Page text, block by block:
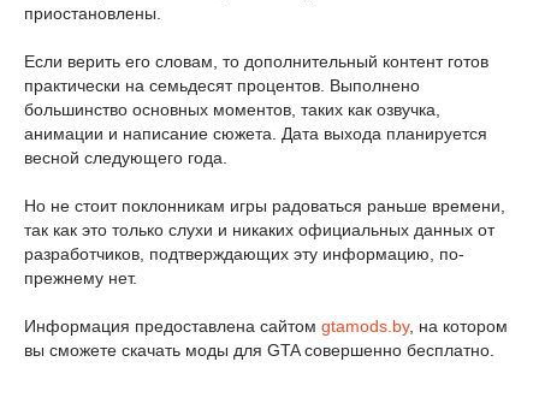
приостановлены.
Если верить его словам, то дополнительный контент готов
практически на семьдесят процентов. Выполнено
большинство основных моментов, таких как озвучка,
анимации и написание сюжета. Дата выхода планируется
весной следующего года.
Но не стоит поклонникам игры радоваться раньше времени,
так как это только слухи и никаких официальных данных от
разработчиков, подтверждающих эту информацию, по-
прежнему нет.
Информация предоставлена сайтом gtamods.by, на котором
вы сможете скачать моды для GTA совершенно бесплатно.